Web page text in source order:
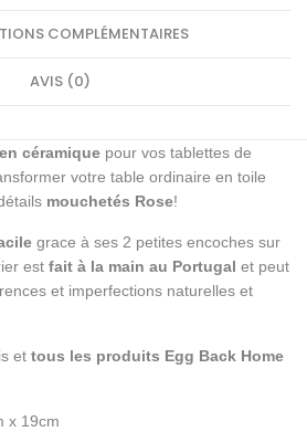
COMPLÉMENTAIRES
AVIS (0)
céramique pour vos tablettes de
votre table ordinaire en toile
mouchetés Rose!
grace à ses 2 petites encoches sur
est fait à la main au Portugal et peut
et imperfections naturelles et
et tous les produits Egg Back Home
x 19cm